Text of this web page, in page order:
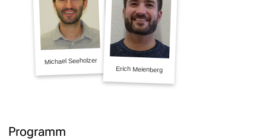
Programm